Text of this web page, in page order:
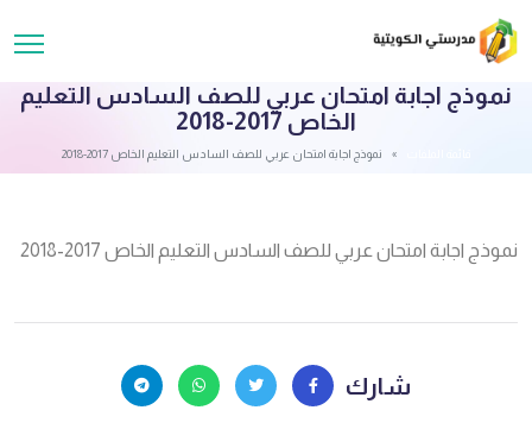
نموذج اجابة امتحان عربي للصف السادس التعليم
الخاص 2017-2018
نموذج اجابة امتحان عربي للصف السادس التعليم الخاص 2017-2018
نموذج اجابة امتحان عربي للصف السادس التعليم الخاص 2017-2018
شارك